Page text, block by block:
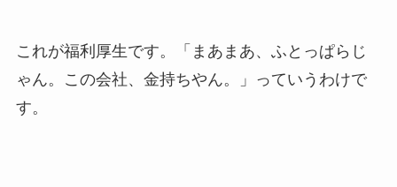
これが福利厚生です。「まあまあ、ふとっぱらじ
ゃん。この会社、金持ちやん。」っていうわけで
す。